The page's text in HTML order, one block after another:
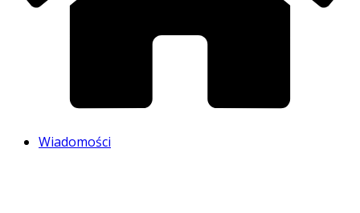
Wiadomości